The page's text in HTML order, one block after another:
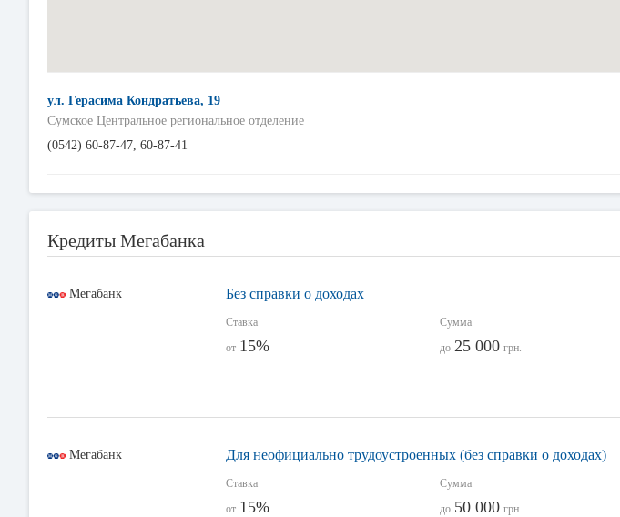
ул. Герасима Кондратьева, 19
Сумское Центральное региональное отделение
(0542) 60-87-47, 60-87-41
Кредиты Мегабанка
Мегабанк Без справки о доходах
Ставка
от 15%
Сумма
до 25 000 грн.
Мегабанк Для неофициально трудоустроенных (без справки о доходах)
Ставка
от 15%
Сумма
до 50 000 грн.